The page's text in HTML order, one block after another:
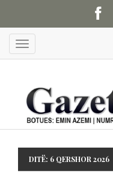
Menu
DITË: 6 QERSHOR 2026